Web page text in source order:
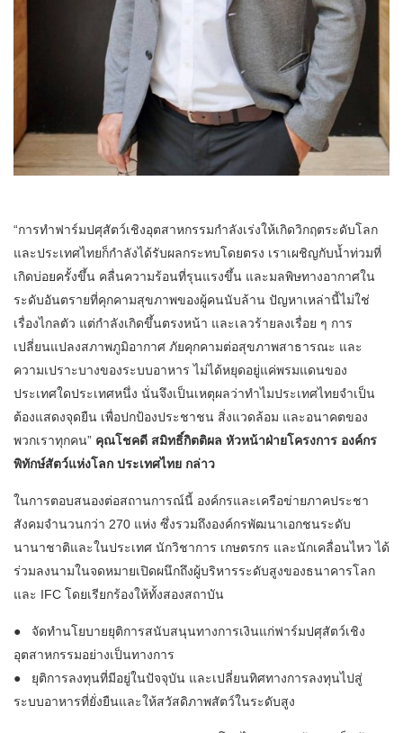
“การทำฟาร์มปศุสัตว์เชิงอุตสาหกรรมกำลังเร่งให้เกิดวิกฤตระดับโลก
และประเทศไทยก็กำลังได้รับผลกระทบโดยตรง เราเผชิญกับน้ำท่วมที่
เกิดบ่อยครั้งขึ้น คลื่นความร้อนที่รุนแรงขึ้น และมลพิษทางอากาศใน
ระดับอันตรายที่คุกคามสุขภาพของผู้คนนับล้าน ปัญหาเหล่านี้ไม่ใช่
เรื่องไกลตัว แต่กำลังเกิดขึ้นตรงหน้า และเลวร้ายลงเรื่อย ๆ การ
เปลี่ยนแปลงสภาพภูมิอากาศ ภัยคุกคามต่อสุขภาพสาธารณะ และ
ความเปราะบางของระบบอาหาร ไม่ได้หยุดอยู่แค่พรมแดนของ
ประเทศใดประเทศหนึ่ง นั่นจึงเป็นเหตุผลว่าทำไมประเทศไทยจำเป็น
ต้องแสดงจุดยืน เพื่อปกป้องประชาชน สิ่งแวดล้อม และอนาคตของ
พวกเราทุกคน” คุณโชคดี สมิทธิ์กิตติผล หัวหน้าฝ่ายโครงการ องค์กร
พิทักษ์สัตว์แห่งโลก ประเทศไทย กล่าว
ในการตอบสนองต่อสถานการณ์นี้ องค์กรและเครือข่ายภาคประชา
สังคมจำนวนกว่า 270 แห่ง ซึ่งรวมถึงองค์กรพัฒนาเอกชนระดับ
นานาชาติและในประเทศ นักวิชาการ เกษตรกร และนักเคลื่อนไหว ได้
ร่วมลงนามในจดหมายเปิดผนึกถึงผู้บริหารระดับสูงของธนาคารโลก
และ IFC โดยเรียกร้องให้ทั้งสองสถาบัน
● จัดทำนโยบายยุติการสนับสนุนทางการเงินแก่ฟาร์มปศุสัตว์เชิง
อุตสาหกรรมอย่างเป็นทางการ
● ยุติการลงทุนที่มีอยู่ในปัจจุบัน และเปลี่ยนทิศทางการลงทุนไปสู่
ระบบอาหารที่ยั่งยืนและให้สวัสดิภาพสัตว์ในระดับสูง